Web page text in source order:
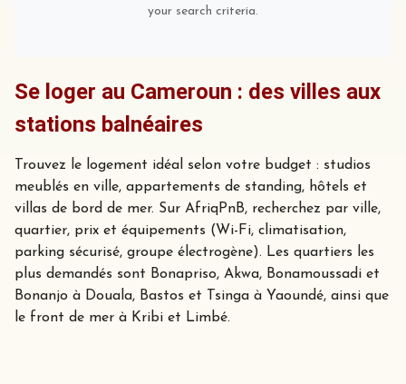
your search criteria.
Se loger au Cameroun : des villes aux
stations balnéaires
Trouvez le logement idéal selon votre budget : studios
meublés en ville, appartements de standing, hôtels et
villas de bord de mer. Sur AfriqPnB, recherchez par ville,
quartier, prix et équipements (Wi-Fi, climatisation,
parking sécurisé, groupe électrogène). Les quartiers les
plus demandés sont Bonapriso, Akwa, Bonamoussadi et
Bonanjo à Douala, Bastos et Tsinga à Yaoundé, ainsi que
le front de mer à Kribi et Limbé.